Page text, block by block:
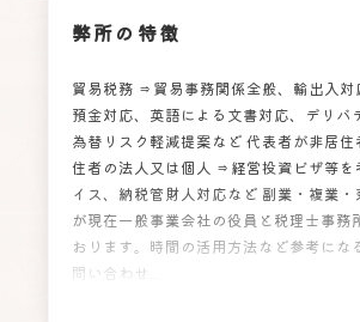
弊所の特徴
貿易税務 ⇒貿易事務関係全般、輸出入対
預金対応、英語による文書対応、デリバ
為替リスク軽減提案など 代表者が非居
住者の法人又は個人 ⇒経営投資ビザ等を
イス、納税管財人対応など 副業・複業
が現在一般事業会社の役員と税理士事務
おります。時間の活用方法など参考にな
問い合わせ...